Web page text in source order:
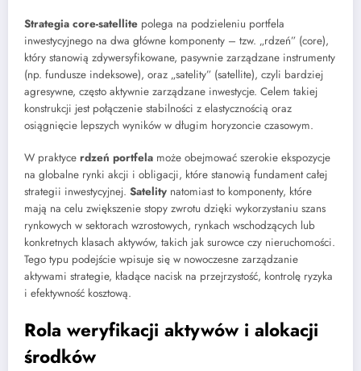
Strategia core-satellite polega na podzieleniu portfela
inwestycyjnego na dwa główne komponenty – tzw. „rdzeń” (core),
który stanowią zdywersyfikowane, pasywnie zarządzane instrumenty
(np. fundusze indeksowe), oraz „satelity” (satellite), czyli bardziej
agresywne, często aktywnie zarządzane inwestycje. Celem takiej
konstrukcji jest połączenie stabilności z elastycznością oraz
osiągnięcie lepszych wyników w długim horyzoncie czasowym.
W praktyce rdzeń portfela może obejmować szerokie ekspozycje
na globalne rynki akcji i obligacji, które stanowią fundament całej
strategii inwestycyjnej. Satelity natomiast to komponenty, które
mają na celu zwiększenie stopy zwrotu dzięki wykorzystaniu szans
rynkowych w sektorach wzrostowych, rynkach wschodzących lub
konkretnych klasach aktywów, takich jak surowce czy nieruchomości.
Tego typu podejście wpisuje się w nowoczesne zarządzanie
aktywami strategie, kładące nacisk na przejrzystość, kontrolę ryzyka
i efektywność kosztową.
Rola weryfikacji aktywów i alokacji
środków